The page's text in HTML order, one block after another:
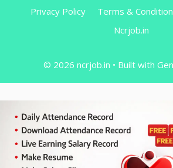
Privacy Policy Terms &
Ncrjob.in
© 2026 ncrjob.in • Built with